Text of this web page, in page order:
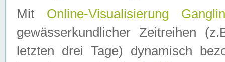
Mit Online-Visualisierung
gewässerkundlicher Zeitreihen
letzten drei Tage) dynamisch